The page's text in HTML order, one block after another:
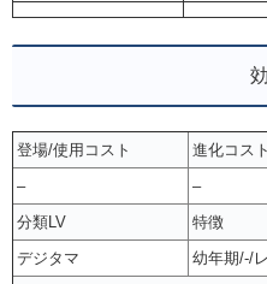
登場/使用コスト 進化コスト
–
–
分類LV
特徴
デジタマ
幼年期/-/